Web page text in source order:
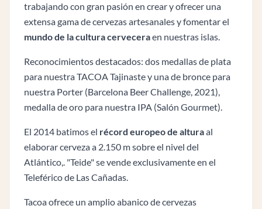
trabajando con gran pasión en crear y ofrecer una
extensa gama de cervezas artesanales y fomentar el
mundo de la cultura cerveceraen nuestras islas.
Reconocimientos destacados: dos medallas de plata
para nuestra TACOA Tajinaste y una de bronce para
nuestra Porter (Barcelona Beer Challenge, 2021),
medalla de oro para nuestra IPA (Salón Gourmet).
El 2014 batimos el récord europeo de alturaal
elaborar cerveza a 2.150 m sobre el nivel del
Atlántico,. "Teide" se vende exclusivamente en el
Teleférico de Las Cañadas.
Tacoa ofrece un amplio abanico de cervezas